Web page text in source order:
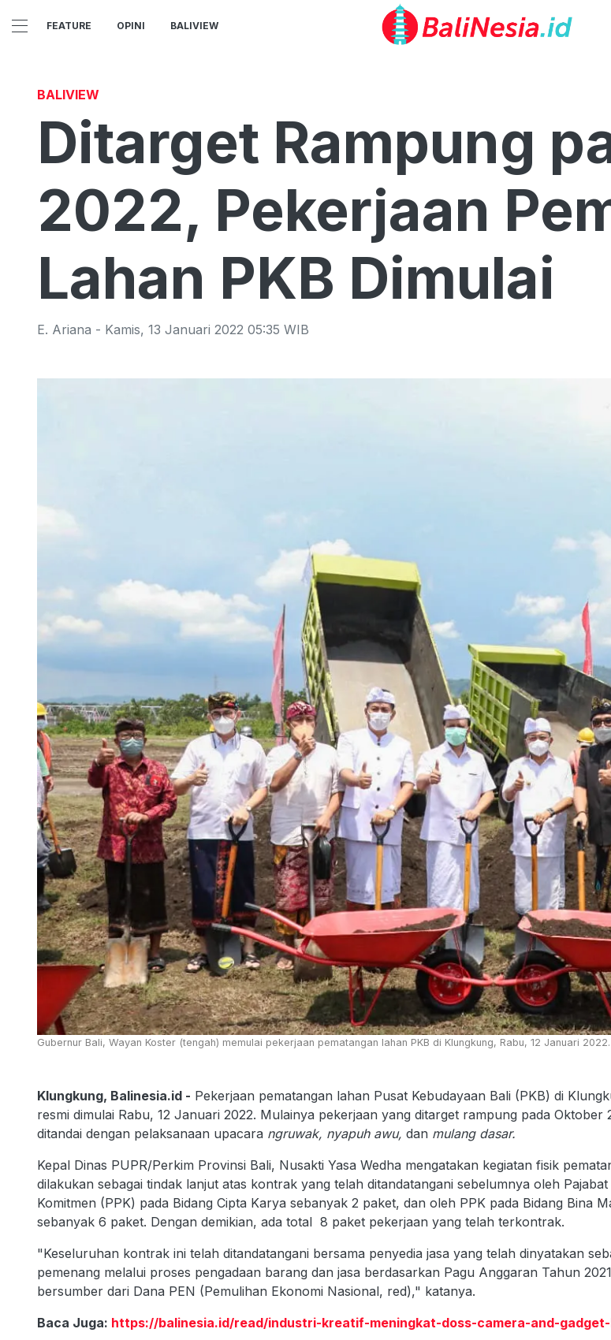
FEATURE OPINI BALIVIEW
BALIVIEW
Ditarget Rampung
2022, Pekerjaan
Lahan PKB Dimulai
E. Ariana - Kamis, 13 Januari 2022 05:35 WIB
Gubernur Bali, Wayan Koster (tengah) memulai pekerjaan pematangan lahan PKB di Klungkung, Rabu, 12 Januari
Klungkung, Balinesia.id - Pekerjaan pematangan lahan Pusat Kebudayaan Bali (PKB) di
resmi dimulai Rabu, 12 Januari 2022. Mulainya pekerjaan yang ditarget rampung pada Oktober
ditandai dengan pelaksanaan upacara ngruwak, nyapuh awu, dan mulang dasar.
Kepal Dinas PUPR/Perkim Provinsi Bali, Nusakti Yasa Wedha mengatakan kegiatan fisik
dilakukan sebagai tindak lanjut atas kontrak yang telah ditandatangani sebelumnya oleh
Komitmen (PPK) pada Bidang Cipta Karya sebanyak 2 paket, dan oleh PPK pada Bidang Bina
sebanyak 6 paket. Dengan demikian, ada total 8 paket pekerjaan yang telah terkontrak.
"Keseluruhan kontrak ini telah ditandatangani bersama penyedia jasa yang telah dinyatakan
pemenang melalui proses pengadaan barang dan jasa berdasarkan Pagu Anggaran Tahun
bersumber dari Dana PEN (Pemulihan Ekonomi Nasional, red)," katanya.
Baca Juga: https://balinesia.id/read/industri-kreatif-meningkat-doss-camera-and-